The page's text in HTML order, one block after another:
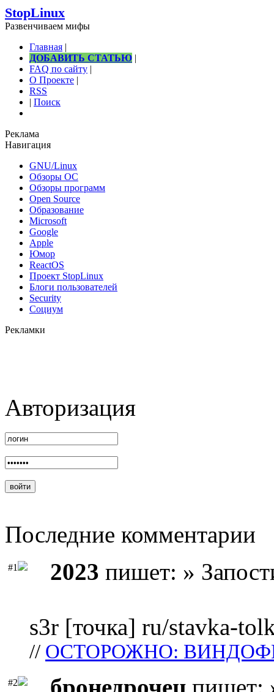
StopLinux
Развенчиваем мифы
Главная |
ДОБАВИТЬ СТАТЬЮ |
FAQ по сайту |
О Проекте |
RSS
| Поиск
Реклама
Навигация
GNU/Linux
Обзоры ОС
Обзоры программ
Open Source
Образование
Microsoft
Google
Apple
Юмор
ReactOS
Проект StopLinux
Блоги пользователей
Security
Социум
Рекламки
Авторизация
Последние комментарии
#1 2023 пишет: »
s3r [точка] ru/stavka-
// ОСТОРОЖНО:
#2